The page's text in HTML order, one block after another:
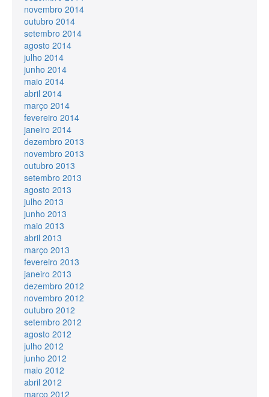
novembro 2014
outubro 2014
setembro 2014
agosto 2014
julho 2014
junho 2014
maio 2014
abril 2014
março 2014
fevereiro 2014
janeiro 2014
dezembro 2013
novembro 2013
outubro 2013
setembro 2013
agosto 2013
julho 2013
junho 2013
maio 2013
abril 2013
março 2013
fevereiro 2013
janeiro 2013
dezembro 2012
novembro 2012
outubro 2012
setembro 2012
agosto 2012
julho 2012
junho 2012
maio 2012
abril 2012
março 2012